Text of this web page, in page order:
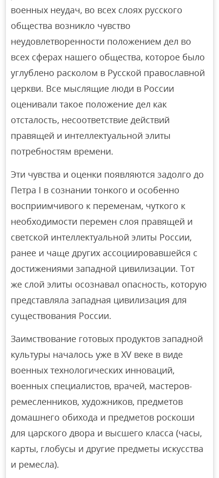
военных неудач, во всех слоях русского
общества возникло чувство
неудовлетворенности положением дел во
всех сферах нашего общества, которое было
углублено расколом в Русской православной
церкви. Все мыслящие люди в России
оценивали такое положение дел как
отсталость, несоответствие действий
правящей и интеллектуальной элиты
потребностям времени.
Эти чувства и оценки появляются задолго до
Петра I в сознании тонкого и особенно
восприимчивого к переменам, чуткого к
необходимости перемен слоя правящей и
светской интеллектуальной элиты России,
ранее и чаще других ассоциировавшейся с
достижениями западной цивилизации. Тот
же слой элиты осознавал опасность, которую
представляла западная цивилизация для
существования России.
Заимствование готовых продуктов западной
культуры началось уже в XV веке в виде
военных технологических инноваций,
военных специалистов, врачей, мастеров-
ремесленников, художников, предметов
домашнего обихода и предметов роскоши
для царского двора и высшего класса (часы,
карты, глобусы и другие предметы искусства
и ремесла).